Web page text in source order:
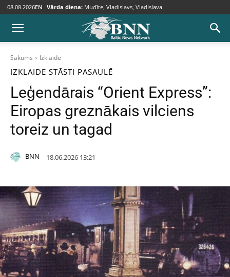
08.08.2026EN Vārda diena: Mudīte, Vladislavs, Vladislava
Sākums Izklaide
IZKLAIDE STĀSTI PASAULĒ
Leģendārais “Orient Express”:
Eiropas greznākais vilciens
toreiz un tagad
BNN 18.06.2026 13:21